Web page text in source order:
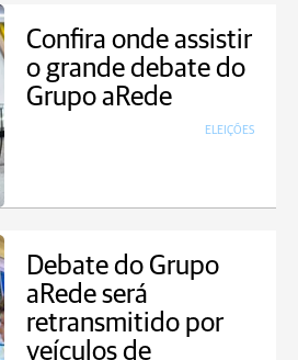
Confira onde assistir
o grande debate do
Grupo aRede
ELEIÇÕES
Debate do Grupo
aRede será
retransmitido por
veículos de